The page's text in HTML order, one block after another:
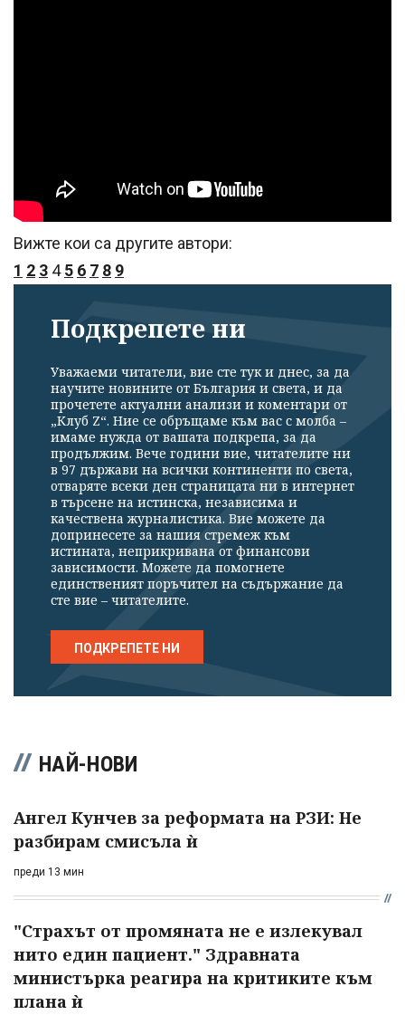
Вижте кои са другите автори:
1 2 3 4 5 6 7 8 9
Подкрепете ни
Уважаеми читатели, вие сте тук и днес, за да
научите новините от България и света, и да
прочетете актуални анализи и коментари от
„Клуб Z“. Ние се обръщаме към вас с молба –
имаме нужда от вашата подкрепа, за да
продължим. Вече години вие, читателите ни
в 97 държави на всички континенти по света,
отваряте всеки ден страницата ни в интернет
в търсене на истинска, независима и
качествена журналистика. Вие можете да
допринесете за нашия стремеж към
истината, неприкривана от финансови
зависимости. Можете да помогнете
единственият поръчител на съдържание да
сте вие – читателите.
ПОДКРЕПЕТЕ НИ
НАЙ-НОВИ
Ангел Кунчев за реформата на РЗИ: Не
разбирам смисъла ѝ
преди 13 мин
"Страхът от промяната не е излекувал
нито един пациент." Здравната
министърка реагира на критиките към
плана ѝ